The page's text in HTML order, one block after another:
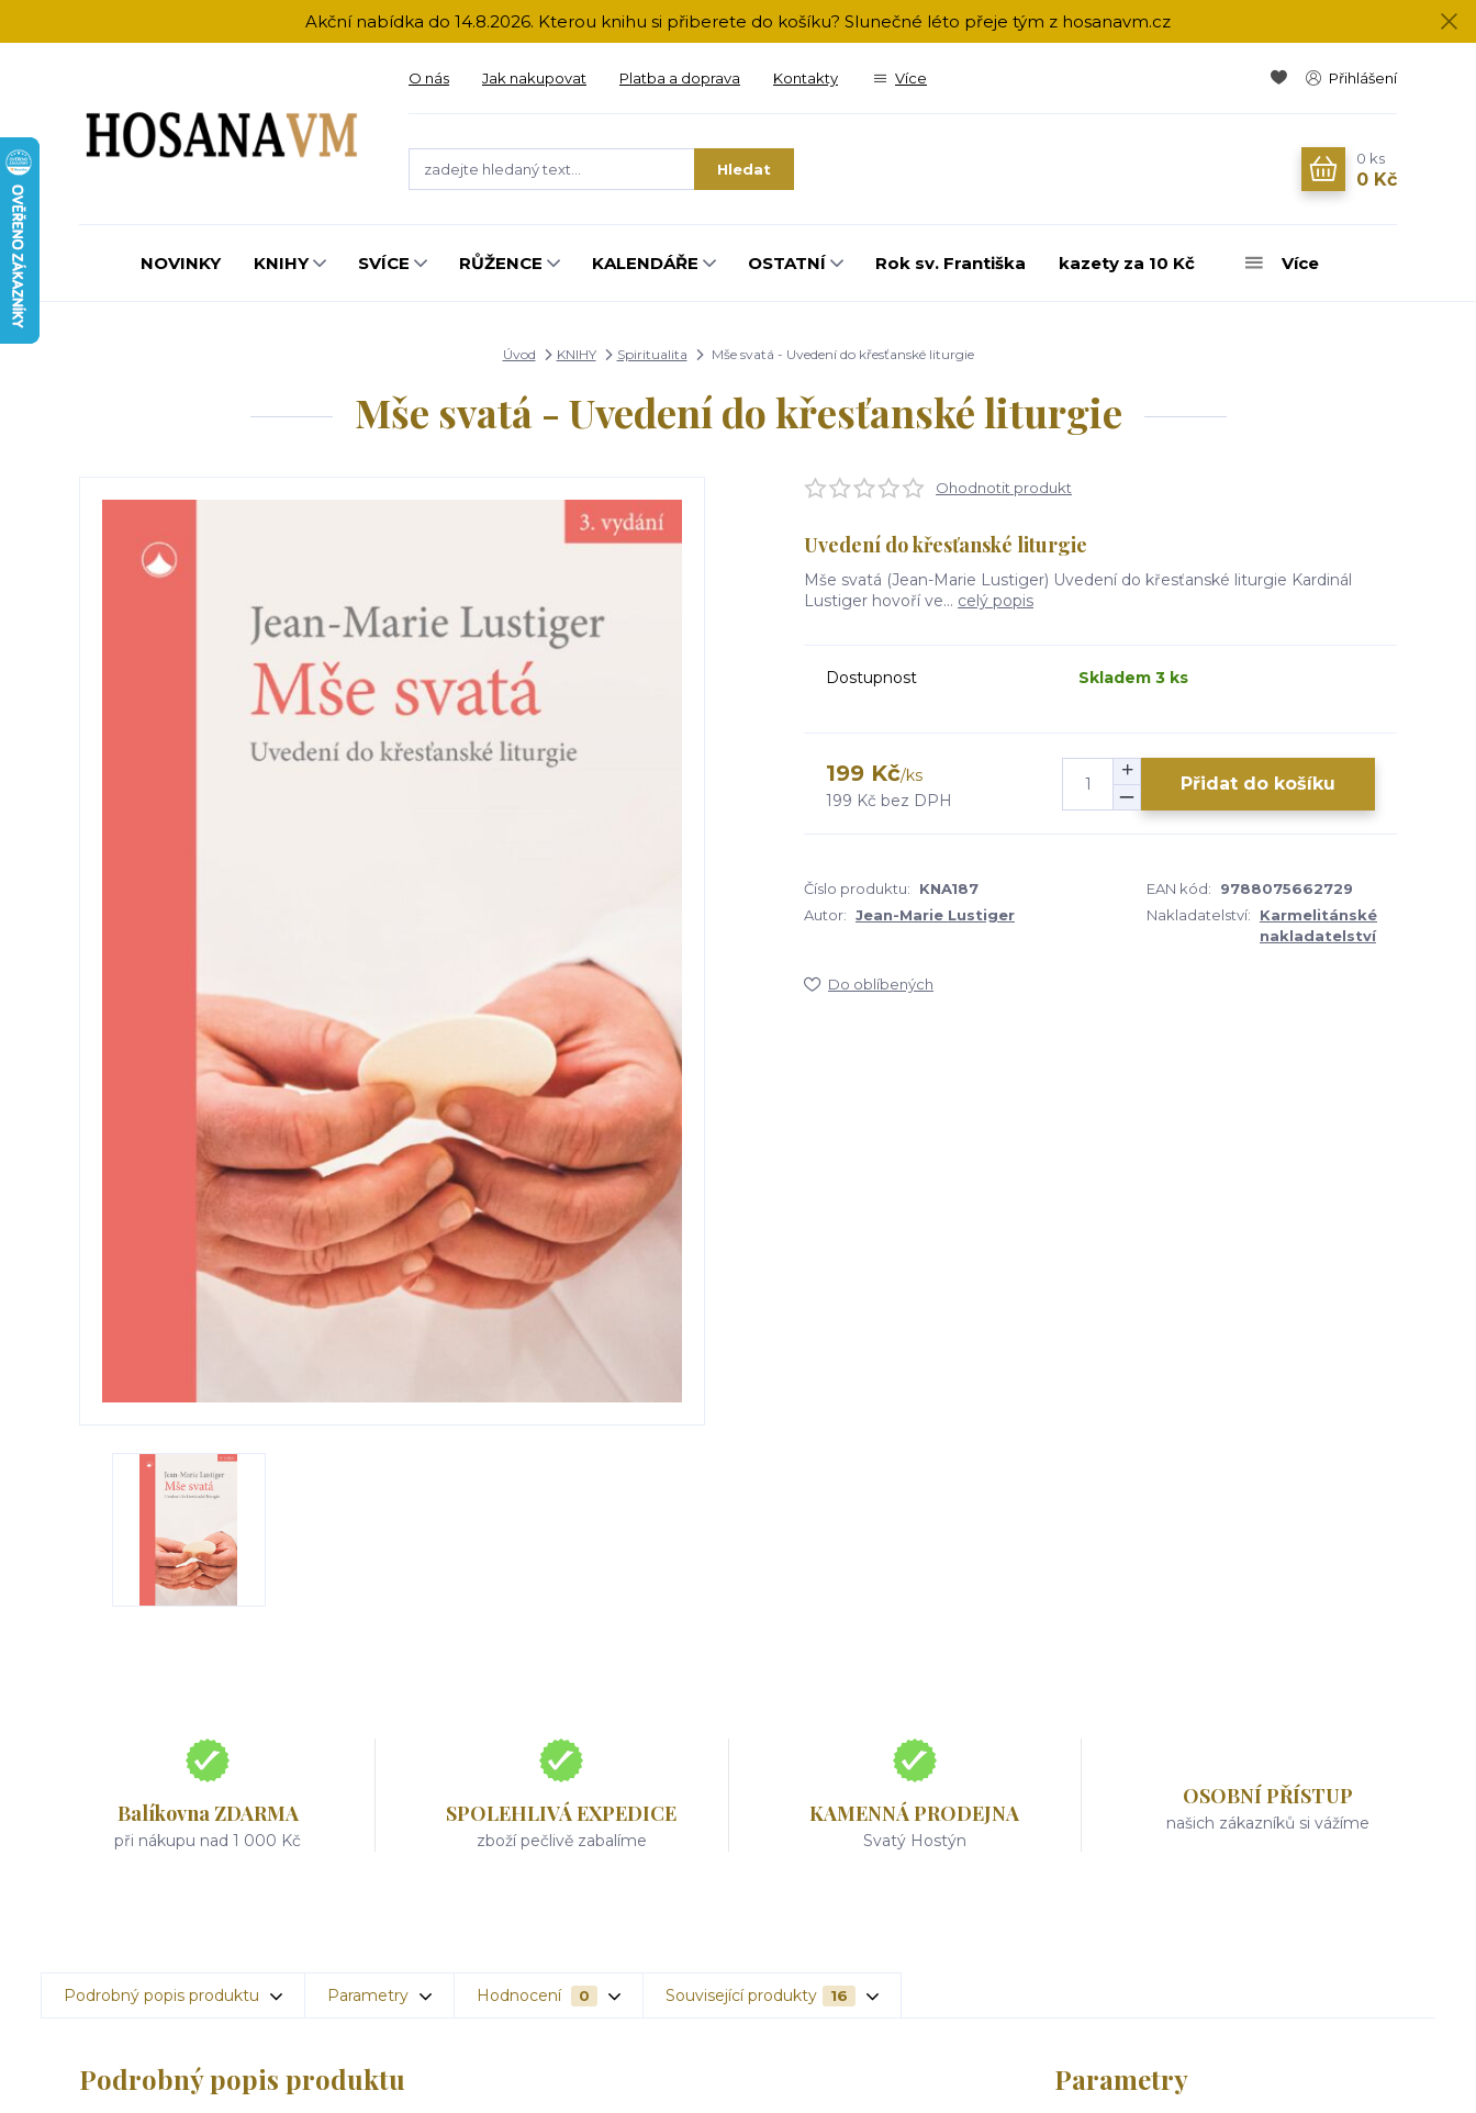
Akční nabídka do 14.8.2026. Kterou knihu si přiberete do košíku? Slunečné léto přeje tým z hosanavm.cz
O nás Jak nakupovat Platba a doprava Kontakty Více Přihlášení
Hledat
0 ks
0 Kč
NOVINKY KNIHY SVÍCE RŮŽENCE KALENDÁŘE OSTATNÍ Rok sv. Františka kazety za 10 Kč Více
Úvod KNIHY Spiritualita Mše svatá - Uvedení do křesťanské liturgie
Mše svatá - Uvedení do křesťanské liturgie
Ohodnotit produkt
Uvedení do křesťanské liturgie
Mše svatá (Jean-Marie Lustiger) Uvedení do křesťanské liturgie Kardinál
Lustiger hovoří ve... celý popis
Dostupnost Skladem 3 ks
199 Kč/ks
199 Kč bez DPH
Přidat do košíku
Číslo produktu: KNA187 EAN kód:
9788075662729
Autor: Jean-Marie Lustiger Nakladatelství:
Karmelitánské
nakladatelství
Do oblíbených
Balíkovna ZDARMA
při nákupu nad 1 000 Kč
SPOLEHLIVÁ EXPEDICE
zboží pečlivě zabalíme
KAMENNÁ PRODEJNA
Svatý Hostýn
OSOBNÍ PŘÍSTUP
našich zákazníků si vážíme
Podrobný popis produktu Parametry Hodnocení 0 Související produkty 16
Podrobný popis produktu Parametry